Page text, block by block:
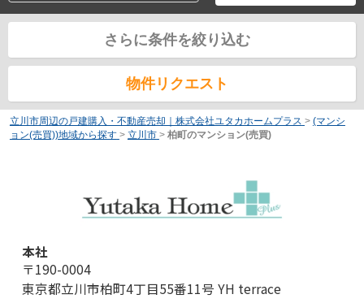
さらに条件を絞り込む
物件リクエスト
立川市周辺の戸建購入・不動産売却｜株式会社ユタカホームプラス > (マンシ
ョン(売買))地域から探す > 立川市 > 柏町のマンション(売買)
本社
〒190-0004
東京都立川市柏町4丁目55番11号 YH terrace